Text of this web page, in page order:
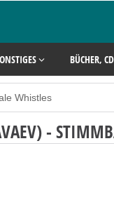
BÜCHER,
Whistles
-